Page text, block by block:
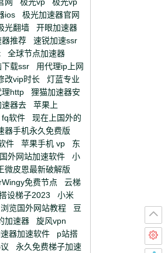
ios
极光加速器官网
光翻墙
开眼加速器
推荐
速锐加速ssr
全球节点加速器
下载ssr
用代理ip上网
改vip时长
灯蓝专业
理http
狸猫加速器安
速器去
苹果上
fq软件
现在上国外的
器手机永久免费版
件
苹果手机 vp
东
外网站加速软件
小
微皮恩最新破解版
免费节点
云梯
设梯子2023
小米
浏览国外网站教程
豆
加速器
旋风vpn
器加速软件
p站搭
永久免费梯子加速